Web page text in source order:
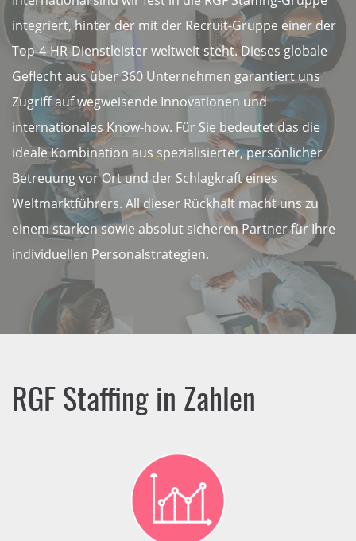
integriert, hinter der mit der Recruit-Gruppe einer der
Top-4-HR-Dienstleister weltweit steht. Dieses globale
Geflecht aus über 360 Unternehmen garantiert uns
Zugriff auf wegweisende Innovationen und
internationales Know-how. Für Sie bedeutet das die
ideale Kombination aus spezialisierter, persönlicher
Betreuung vor Ort und der Schlagkraft eines
Weltmarktführers. All dieser Rückhalt macht uns zu
einem starken sowie absolut sicheren Partner für Ihre
individuellen Personalstrategien.
RGF Staffing in Zahlen